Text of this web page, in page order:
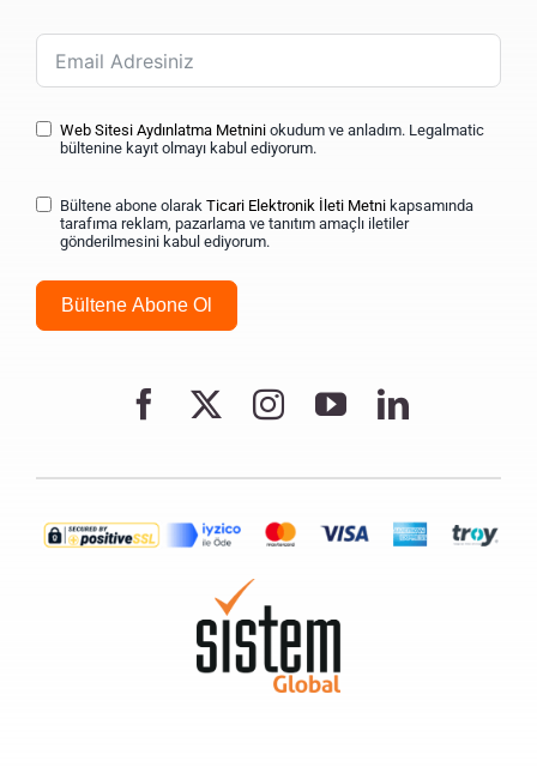
Web Sitesi Aydınlatma Metniniokudum ve anladım. Legalmatic
bültenine kayıt olmayı kabul ediyorum.
Bültene abone olarak Ticari Elektronik İleti Metnikapsamında
tarafıma reklam, pazarlama ve tanıtım amaçlı iletiler
gönderilmesini kabul ediyorum.
Bültene Abone Ol